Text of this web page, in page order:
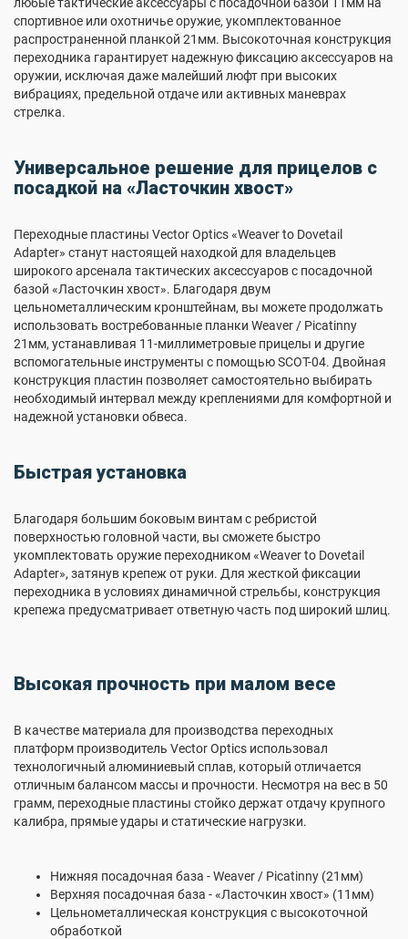
спортивное или охотничье оружие, укомплектованное
распространенной планкой 21мм. Высокоточная конструкция
переходника гарантирует надежную фиксацию аксессуаров на
оружии, исключая даже малейший люфт при высоких
вибрациях, предельной отдаче или активных маневрах
стрелка.
Универсальное решение для прицелов с
посадкой на «Ласточкин хвост»
Переходные пластины Vector Optics «Weaver to Dovetail
Adapter» станут настоящей находкой для владельцев
широкого арсенала тактических аксессуаров с посадочной
базой «Ласточкин хвост». Благодаря двум
цельнометаллическим кронштейнам, вы можете продолжать
использовать востребованные планки Weaver / Picatinny
21мм, устанавливая 11-миллиметровые прицелы и другие
вспомогательные инструменты с помощью SCOT-04. Двойная
конструкция пластин позволяет самостоятельно выбирать
необходимый интервал между креплениями для комфортной и
надежной установки обвеса.
Быстрая установка
Благодаря большим боковым винтам с ребристой
поверхностью головной части, вы сможете быстро
укомплектовать оружие переходником «Weaver to Dovetail
Adapter», затянув крепеж от руки. Для жесткой фиксации
переходника в условиях динамичной стрельбы, конструкция
крепежа предусматривает ответную часть под широкий шлиц.
Высокая прочность при малом весе
В качестве материала для производства переходных
платформ производитель Vector Optics использовал
технологичный алюминиевый сплав, который отличается
отличным балансом массы и прочности. Несмотря на вес в 50
грамм, переходные пластины стойко держат отдачу крупного
калибра, прямые удары и статические нагрузки.
Нижняя посадочная база - Weaver / Picatinny (21мм)
Верхняя посадочная база - «Ласточкин хвост» (11мм)
Цельнометаллическая конструкция с высокоточной
обработкой